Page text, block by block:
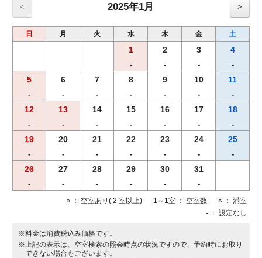
< 2025年1月 >
日 月 火 水 木 金 土
1
-
2
-
3
-
4
-
5
-
6
-
7
-
8
-
9
-
10
-
11
-
12
-
13
-
14
-
15
-
16
-
17
-
18
-
19
-
20
-
21
-
22
-
23
-
24
-
25
-
26
-
27
-
28
-
29
-
30
-
31
-
○ ： 空室あり( 2 室以上) 1～1室 ： 空室数 × ： 満室
- ： 設定なし
※料金は消費税込み価格です。
※上記の表示は、空室検索の照会時点の状況ですので、予約時にお取り
できない場合もございます。